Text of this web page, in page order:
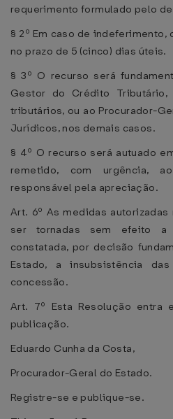
requerimento formulado pelo
§ 2º Em caso de
no prazo de 5 (cinco) dias úteis.
§ 3º O recurso será
Gestor do Crédito
tributários, ou ao Procurador-
Jurídicos, nos demais casos.
§ 4º O recurso será autuado
remetido, com urgência,
responsável pela apreciação.
Art. 6º As medidas
ser tornadas sem efeito a
constatada, por decisão
Estado, a insubsistência
concessão.
Art. 7º Esta Resolução entra
publicação.
Eduardo Cunha da Costa,
Procurador-Geral do Estado.
Registre-se e publique-se.